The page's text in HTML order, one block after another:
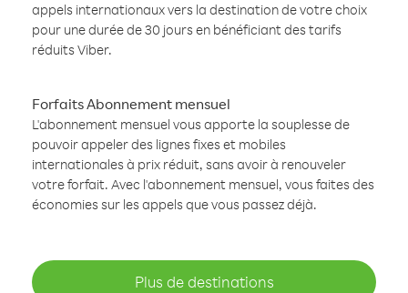
appels internationaux vers la destination de votre choix
pour une durée de 30 jours en bénéficiant des tarifs
réduits Viber.
Forfaits Abonnement mensuel
L'abonnement mensuel vous apporte la souplesse de
pouvoir appeler des lignes fixes et mobiles
internationales à prix réduit, sans avoir à renouveler
votre forfait. Avec l'abonnement mensuel, vous faites des
économies sur les appels que vous passez déjà.
Plus de destinations